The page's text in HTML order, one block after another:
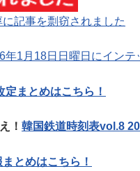
記事を剽窃されました
1月18日日曜日にイン
まとめはこちら！
！ 韓国鉄道時刻表vol.8
とめはこちら！